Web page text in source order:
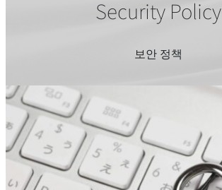
AI
自
動
翻
訳・
Security Policy
보안 정책